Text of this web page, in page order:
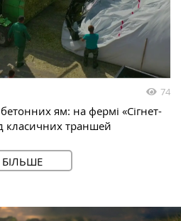
74
ям: на фермі «Сігнет-
класичних траншей
БІЛЬШЕ